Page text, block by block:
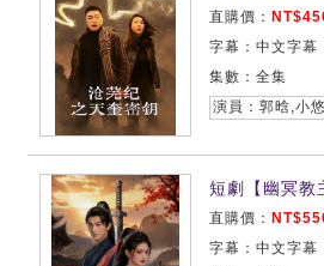
直購價：
字幕：中文字幕
集數：全集
演員：郭晗,小
短劇【幽冥教
直購價：
字幕：中文字幕